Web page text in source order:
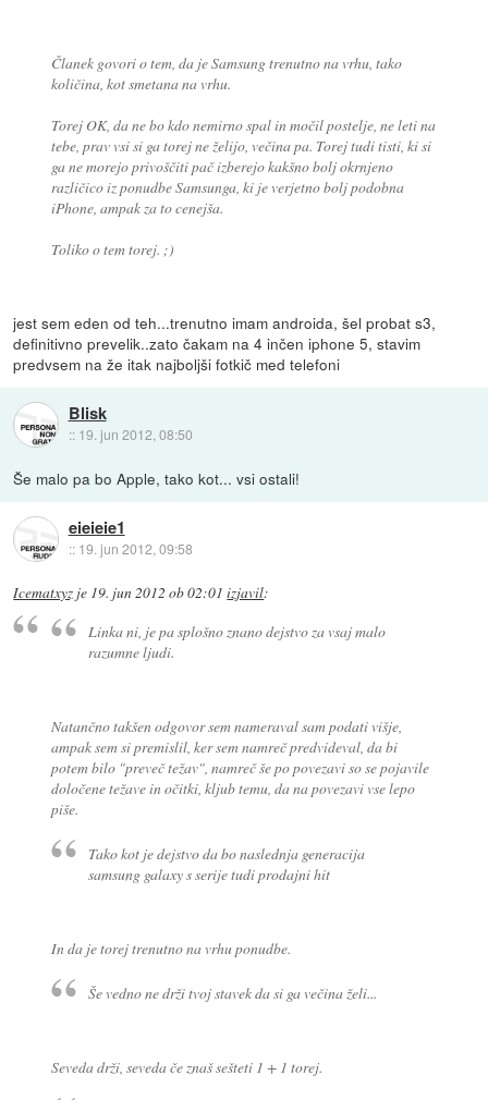
Članek govori o tem, da je Samsung trenutno na vrhu, tako
količina, kot smetana na vrhu.
Torej OK, da ne bo kdo nemirno spal in močil postelje, ne leti na
tebe, prav vsi si ga torej ne želijo, večina pa. Torej tudi tisti, ki si
ga ne morejo privoščiti pač izberejo kakšno bolj okrnjeno
različico iz ponudbe Samsunga, ki je verjetno bolj podobna
iPhone, ampak za to cenejša.
Toliko o tem torej. ;)
jest sem eden od teh...trenutno imam androida, šel probat s3,
definitivno prevelik..zato čakam na 4 inčen iphone 5, stavim
predvsem na že itak najboljši fotkič med telefoni
Blisk
:: 19. jun 2012, 08:50
Še malo pa bo Apple, tako kot... vsi ostali!
eieieie1
:: 19. jun 2012, 09:58
Icematxyz je 19. jun 2012 ob 02:01 izjavil:
Linka ni, je pa splošno znano dejstvo za vsaj malo
razumne ljudi.
Natančno takšen odgovor sem nameraval sam podati višje,
ampak sem si premislil, ker sem namreč predvideval, da bi
potem bilo "preveč težav", namreč še po povezavi so se pojavile
določene težave in očitki, kljub temu, da na povezavi vse lepo
piše.
Tako kot je dejstvo da bo naslednja generacija
samsung galaxy s serije tudi prodajni hit
In da je torej trenutno na vrhu ponudbe.
Še vedno ne drži tvoj stavek da si ga večina želi...
Seveda drži, seveda če znaš sešteti 1 + 1 torej.